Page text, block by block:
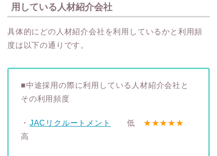
用している人材紹介会社
具体的にどの人材紹介会社を利用しているかと利用頻
度は以下の通りです。
■中途採用の際に利用している人材紹介会社と
その利用頻度
・ JACリクルートメント 低 ★★★★★
高